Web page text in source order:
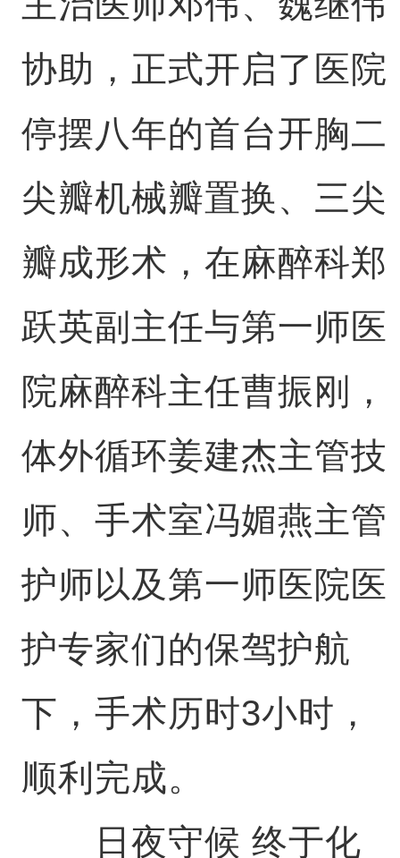
协助，正式开启了医院
停摆八年的首台开胸二
尖瓣机械瓣置换、三尖
瓣成形术，在麻醉科郑
跃英副主任与第一师医
院麻醉科主任曹振刚，
体外循环姜建杰主管技
师、手术室冯媚燕主管
护师以及第一师医院医
护专家们的保驾护航
下，手术历时3小时，
顺利完成。
日夜守候 终于化